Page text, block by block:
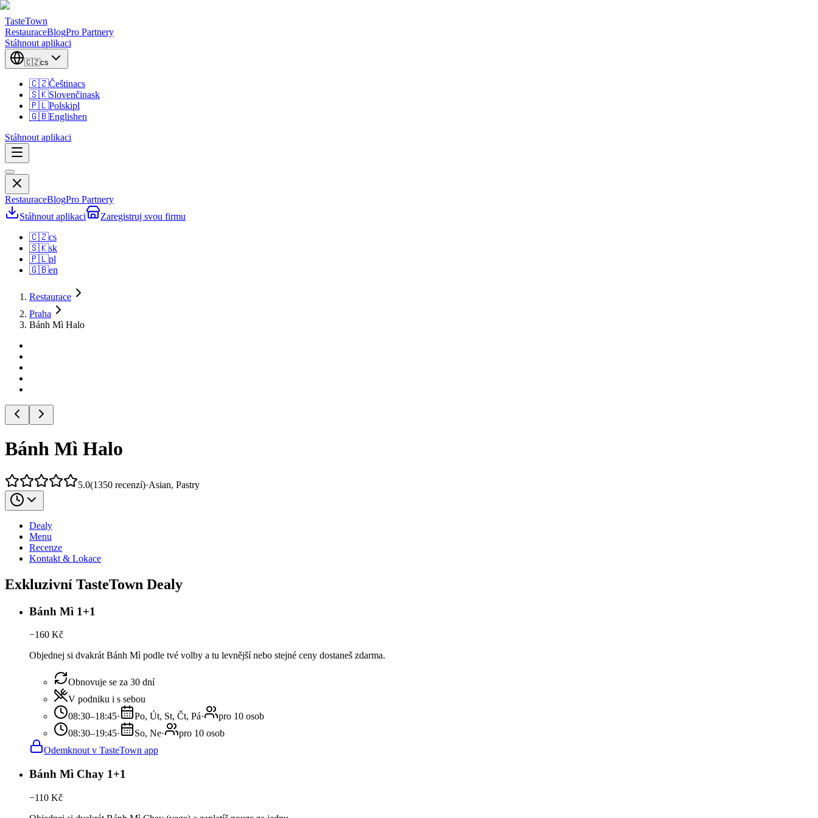
TasteTown
RestauraceBlogPro Partnery
Stáhnout aplikaci
🇨🇿cs
🇨🇿Češtinacs
🇸🇰Slovenčinask
🇵🇱Polskipl
🇬🇧Englishen
Stáhnout aplikaci
RestauraceBlogPro Partnery
Stáhnout aplikaci
Zaregistruj svou firmu
🇨🇿cs
🇸🇰sk
🇵🇱pl
🇬🇧en
Restaurace
Praha
Bánh Mì Halo
Bánh Mì Halo
5.0(1350 recenzí)·Asian, Pastry
Dealy
Menu
Recenze
Kontakt & Lokace
Exkluzivní TasteTown Dealy
Bánh Mì 1+1
−160 Kč
Objednej si dvakrát Bánh Mì podle tvé volby a tu levnější nebo stejné ceny dostaneš zdarma.
Obnovuje se za 30 dní
V podniku i s sebou
08:30–18:45· Po, Út, St, Čt, Pá·
pro 10 osob
08:30–19:45· So, Ne·
pro 10 osob
Odemknout v TasteTown app
Bánh Mì Chay 1+1
−110 Kč